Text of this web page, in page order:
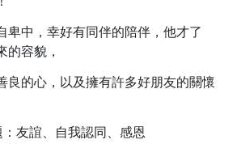
卑中，幸好有同伴的陪伴，他才了
的容貌，
良的心，以及擁有許多好朋友的關懷
友誼、自我認同、感恩